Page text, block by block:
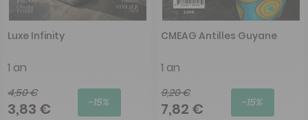
Luxe Infinity
1 an
4,50 €
3,83 € -15%
CMEAG Antilles Guyane
1 an
9,20 €
7,82 € -15%